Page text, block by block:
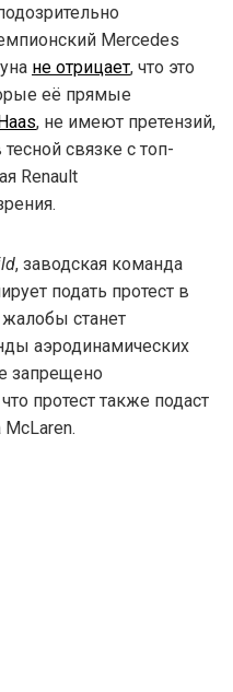
Mercedes
не отрицает, что это
её прямые
, не имеют претензий,
связке с топ-
Renault
, заводская команда
подать протест в
станет
аэродинамических
запрещено
протест также подаст